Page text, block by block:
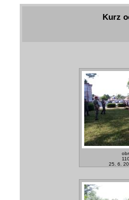
Kurz
25. 6.